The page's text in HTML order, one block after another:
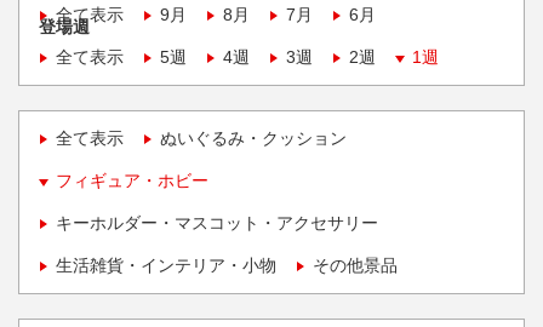
全て表示
9月 8月 7月 6月
登場週
全て表示
5週 4週 3週 2週 1週
全て表示 ぬいぐるみ・クッション
フィギュア・ホビー
キーホルダー・マスコット・アクセサリー
生活雑貨・インテリア・小物 その他景品